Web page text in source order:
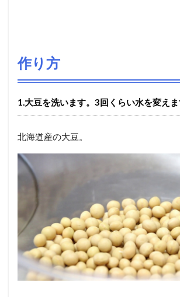
作り方
1.大豆を洗います。3回くらい水を変えま
北海道産の大豆。